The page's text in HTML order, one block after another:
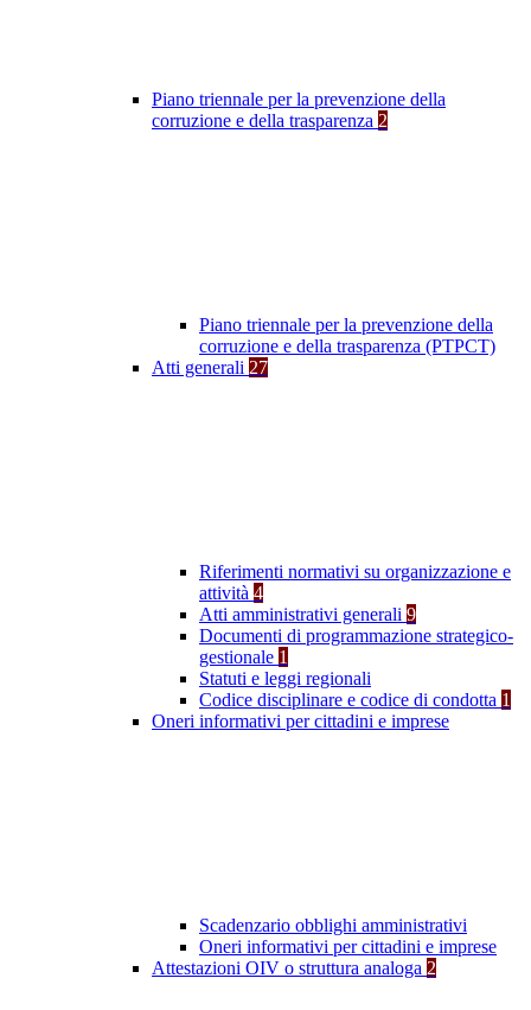
Piano triennale per la prevenzione della
corruzione e della trasparenza 2
Piano triennale per la prevenzione della
corruzione e della trasparenza (PTPCT)
Atti generali 27
Riferimenti normativi su organizzazione e
attività 4
Atti amministrativi generali 9
Documenti di programmazione strategico-
gestionale 1
Statuti e leggi regionali
Codice disciplinare e codice di condotta 1
Oneri informativi per cittadini e imprese
Scadenzario obblighi amministrativi
Oneri informativi per cittadini e imprese
Attestazioni OIV o struttura analoga 2